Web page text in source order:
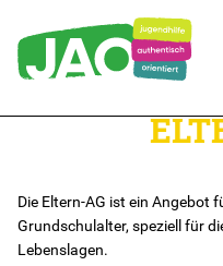
Für Familien
Angebote nach Regionen
Die Eltern-AG ist ein Angebot
Grundschulalter, speziell für
Lebenslagen.